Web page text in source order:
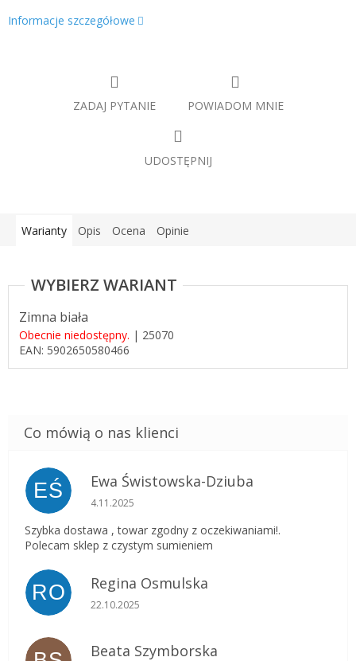
Informacje szczegółowe
ZADAJ PYTANIE POWIADOM MNIE
UDOSTĘPNIJ
Warianty Opis Ocena Opinie
Zimna biała
Obecnie niedostępny. | 25070
EAN: 5902650580466
EŚ Ewa Świstowska-Dziuba
Ocena sklepu to 5 na 5 gwiazdek.
4.11.2025
Szybka dostawa , towar zgodny z oczekiwaniami!.
Polecam sklep z czystym sumieniem
RO Regina Osmulska
Ocena sklepu to 5 na 5 gwiazdek.
22.10.2025
Beata Szymborska